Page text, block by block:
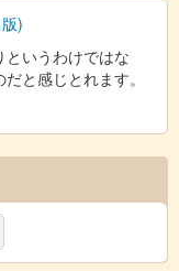
)
いうわけではな
と感じとれます。